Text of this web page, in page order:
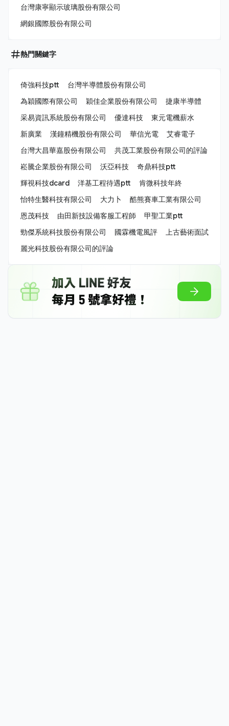
台灣康寧顯示玻璃股份有限公司
網銀國際股份有限公司
熱門關鍵字
倚強科技ptt
台灣半導體股份有限公司
為穎國際有限公司
穎佳企業股份有限公司
捷康半導體
采易資訊系統股份有限公司
優達科技
東元電機薪水
新廣業
漢鐘精機股份有限公司 華信光電
艾睿電子
台灣大昌華嘉股份有限公司
共茂工業股份有限公司的評論
崧騰企業股份有限公司
沃亞科技
奇鼎科技ptt
輝視科技dcard
洋基工程待遇ptt
肯微科技年終
怡特生醫科技有限公司
大力卜
酷熊賽車工業有限公司
恩茂科技
由田新技設備客服工程師
甲聖工業ptt
勁傑系統科技股份有限公司
國霖機電風評
上古藝術面試
麗光科技股份有限公司的評論